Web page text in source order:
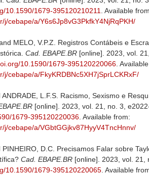
10.1590/1679-395120210211. Available
j/cebape/a/Y6s6Jp8vG3PkfkY4NjRqPKH/
MELO, V.P.Z. Registros Contábeis e
Cad. EBAPE.BR [online]. 2023, vol.
10.1590/1679-395120220066.
j/cebape/a/FkyKRDBNc5XH7jSprLCKRxF/
ANDRADE, L.F.S. Racismo, Sexismo e
[online]. 2023, vol. 21, no. 3,
1679-395120220036. Available from:
j/cebape/a/VGbtGGjkv87HyyV4TncHnnv/
PINHEIRO, D.C. Precisamos Falar sobre
Cad. EBAPE.BR [online]. 2023, vol. 21,
10.1590/1679-395120220065. Available